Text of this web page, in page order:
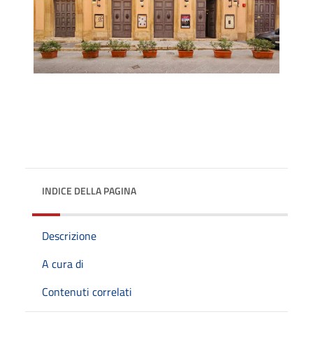
INDICE DELLA PAGINA
Descrizione
A cura di
Contenuti correlati